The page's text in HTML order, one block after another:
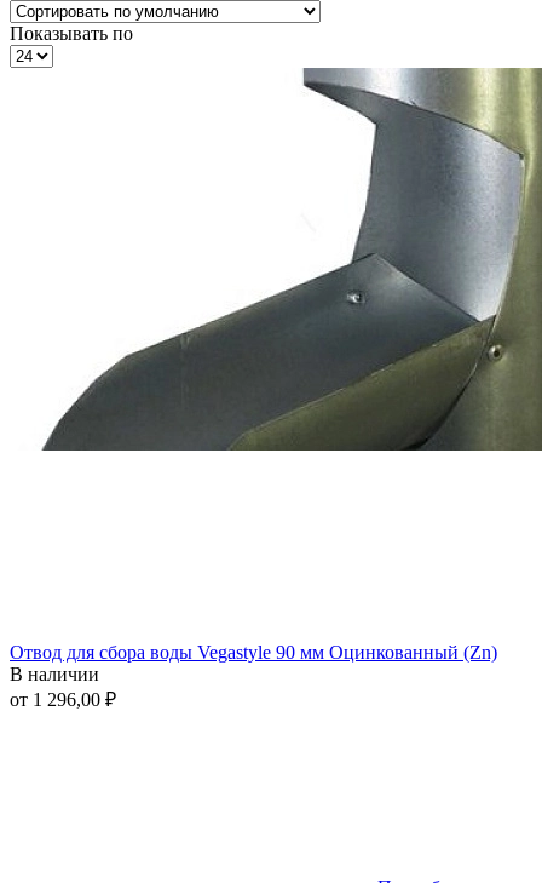
Показывать по
Отвод для сбора воды Vegastyle 90 мм Оцинкованный (Zn)
В наличии
от 1 296,00 ₽